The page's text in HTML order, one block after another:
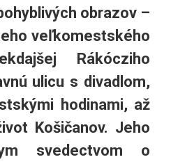
obrazov –
veľkomestského
Rákócziho
ulicu s divadlom,
hodinami, až
Košičanov. Jeho
svedectvom o